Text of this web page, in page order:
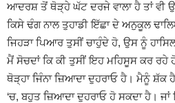
ਆਦਰਸ਼ ਤੋਂ ਥੋੜ੍ਹੇ ਘੱਟ ਦਰਜੇ ਵਾਲਾ ਹੈ ਤਾਂ ਵੀ
ਕਿਸੇ ਢੰਗ ਨਾਲ ਤੁਹਾਡੀ ਇੱਛਾ ਦੇ ਅਨੁਕੂਲ
ਜਿਹੜਾ ਪਿਆਰ ਤੁਸੀਂ ਚਾਹੁੰਦੇ ਹੋ, ਉਸ ਨੂੰ
ਮੈਂ ਸੋਚਦਾਂ ਕਿ ਕੀ ਤੁਸੀਂ ਇਹ ਮਹਿਸੂਸ ਕਰ ਰਹੇ
ਥੋੜ੍ਹਾ ਜਿੰਨਾ ਜ਼ਿਆਦਾ ਦੁਹਰਾਓ ਹੈ। ਮੈਨੂੰ ਸ਼ੱਕ
‘ਚ, ਬਹੁਤ ਜ਼ਿਆਦਾ ਦੁਹਰਾਓ ਹੋ ਸਕਦਾ ਹੈ। ਜਾਂ